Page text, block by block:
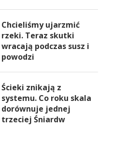
Chcieliśmy ujarzmić
rzeki. Teraz skutki
wracają podczas susz i
powodzi
Ścieki znikają z
systemu. Co roku skala
dorównuje jednej
trzeciej Śniardw